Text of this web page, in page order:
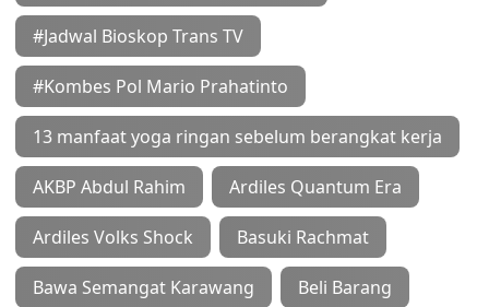
#Jadwal Bioskop Trans TV
#Kombes Pol Mario Prahatinto
13 manfaat yoga ringan sebelum berangkat kerja
AKBP Abdul Rahim Ardiles Quantum Era
Ardiles Volks Shock Basuki Rachmat
Bawa Semangat Karawang Beli Barang